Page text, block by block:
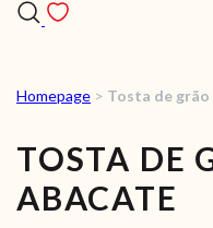
Homepage > Tosta de
TOSTA DE
ABACATE